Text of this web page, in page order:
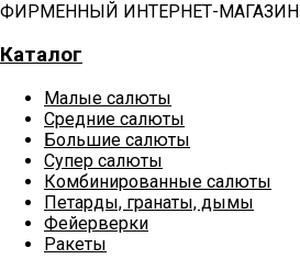
ФИРМЕННЫЙ ИНТЕРНЕТ-МАГАЗИН
Каталог
Малые салюты
Средние салюты
Большие салюты
Супер салюты
Комбинированные салюты
Петарды, гранаты, дымы
Фейерверки
Ракеты